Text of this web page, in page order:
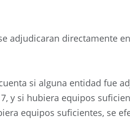
adjudicaran directamente
si alguna entidad fue
y si hubiera equipos
equipos suficientes, se